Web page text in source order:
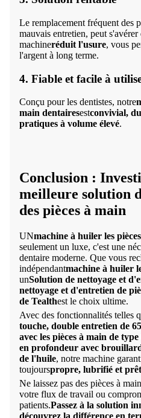
Le remplacement fréquent des
mauvais entretien, peut
machineréduit l'usure, vous
l'argent à long terme.
4. Fiable et facile à
Conçu pour les dentistes, notre
main dentairesestconvivial,
pratiques à volume élevé.
Conclusion :
meilleure solution
des pièces à main
UNmachine à huiler les
seulement un luxe, c'est une
dentaire moderne. Que vous
indépendantmachine à huiler
unSolution de nettoyage et
nettoyage et d'entretien de
de Tealthest le choix ultime.
Avec des fonctionnalités telles
touche, double entretien de
avec les pièces à main de
en profondeur avec
de l'huile, notre machine
toujourspropre, lubrifié et
Ne laissez pas des pièces à
votre flux de travail ou
patients.Passez à la solution